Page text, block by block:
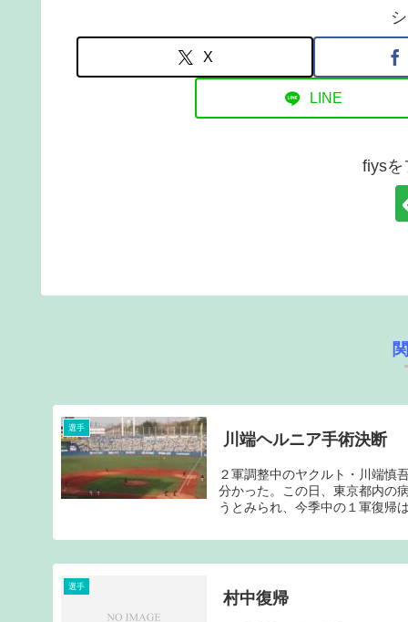
X
LINE
fiysを
選手
川端ヘルニア手術決断
２軍調整中のヤクルト・川端慎
分かった。この日、東京都内の
うとみられ、今季中の１軍復帰
選手
村中復帰